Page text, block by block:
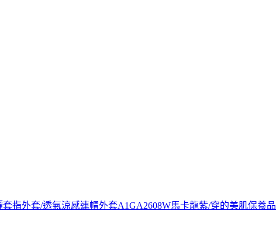
指外套/透氣涼感連帽外套A1GA2608W馬卡龍紫/穿的美肌保養品